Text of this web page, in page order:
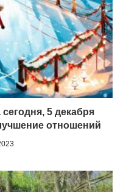
5 декабря
отношений